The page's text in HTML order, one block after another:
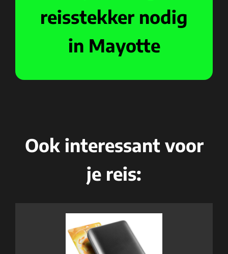
reisstekker nodig
in Mayotte
Ook interessant voor
je reis: